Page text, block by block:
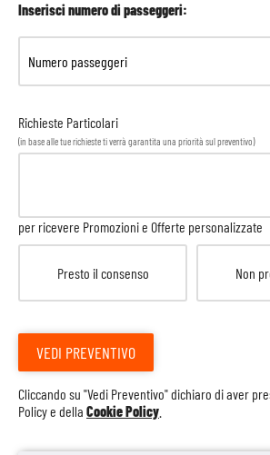
Inserisci numero di passeggeri:
Richieste Particolari
(in base alle tue richieste ti verrà garantita una priorità sul preventivo)
per ricevere Promozioni e Offerte personalizzate
Presto il consenso Non
VEDI PREVENTIVO
Cliccando su "Vedi Preventivo" dichiaro di aver
Policye della Cookie Policy